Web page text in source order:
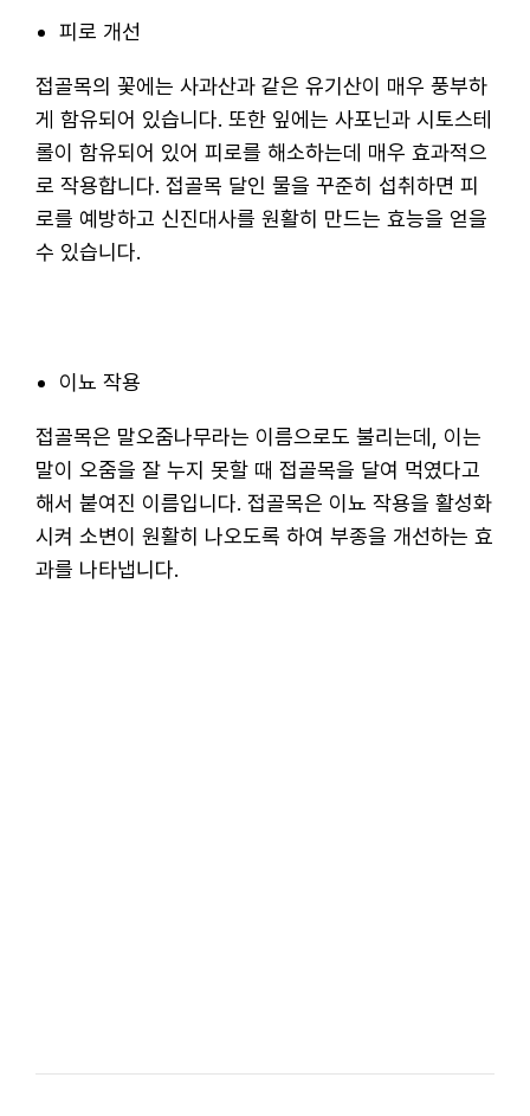
피로 개선
접골목의 꽃에는 사과산과 같은 유기산이 매우 풍부하
게 함유되어 있습니다. 또한 잎에는 사포닌과 시토스테
롤이 함유되어 있어 피로를 해소하는데 매우 효과적으
로 작용합니다. 접골목 달인 물을 꾸준히 섭취하면 피
로를 예방하고 신진대사를 원활히 만드는 효능을 얻을
수 있습니다.
이뇨 작용
접골목은 말오줌나무라는 이름으로도 불리는데, 이는
말이 오줌을 잘 누지 못할 때 접골목을 달여 먹였다고
해서 붙여진 이름입니다. 접골목은 이뇨 작용을 활성화
시켜 소변이 원활히 나오도록 하여 부종을 개선하는 효
과를 나타냅니다.